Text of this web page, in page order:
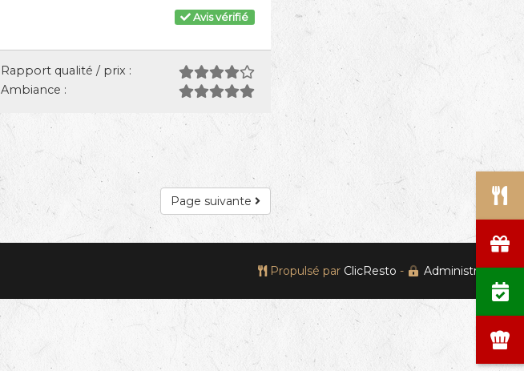
Avis vérifié
Rapport qualité / prix :
Ambiance :
Page suivante
Propulsé par ClicResto - Administration